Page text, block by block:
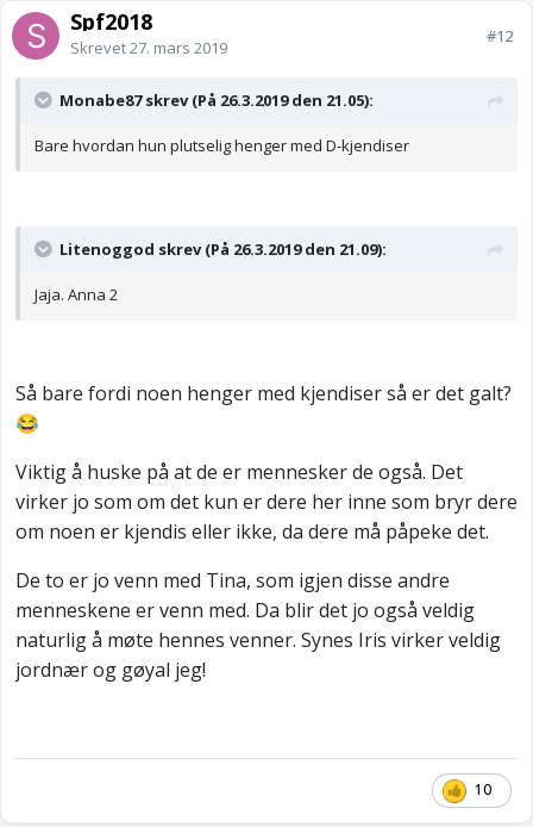
Spf2018
Skrevet27. mars 2019
#12
Monabe87 skrev (På 26.3.2019 den 21.05):
Bare hvordan hun plutselig henger med D-kjendiser
Litenoggod skrev (På 26.3.2019 den 21.09):
Jaja. Anna 2
Så bare fordi noen henger med kjendiser så er det galt?
😂
Viktig å huske på at de er mennesker de også. Det
virker jo som om det kun er dere her inne som bryr dere
om noen er kjendis eller ikke, da dere må påpeke det.
De to er jo venn med Tina, som igjen disse andre
menneskene er venn med. Da blir det jo også veldig
naturlig å møte hennes venner. Synes Iris virker veldig
jordnær og gøyal jeg!
10